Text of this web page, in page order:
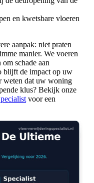
en kwetsbare vloeren
aanpak: niet praten
manier. We voeren
schade aan
blijft de impact op uw
weten dat uw woning
klus? Bekijk onze
voor een